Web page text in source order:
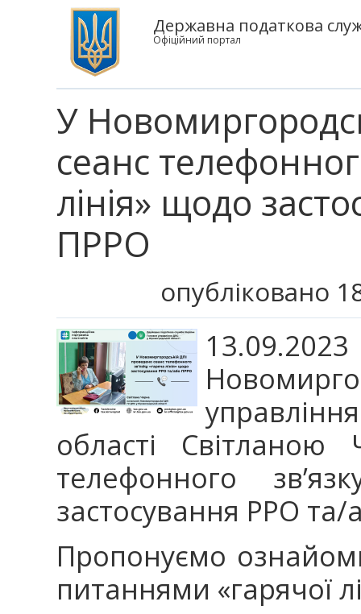
Державна податкова
Офіційний портал
У
сеанс
лінія» щодо
ПРРО
опубліковано
області
телефонного
застосування РРО
Пропонуємо
питаннями «гарячої